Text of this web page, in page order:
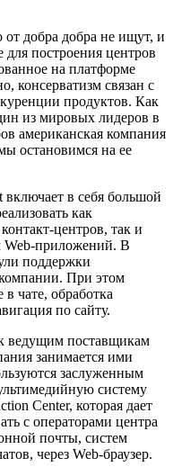
от добра добра не ищут, и
для построения центров
на платформе
консерватизм связан с
продуктов. Как
из мировых лидеров в
американская компания
остановимся на ее
в себя большой
как
центров, так и
Web-приложений. В
поддержки
При этом
чате, обработка
по сайту.
ведущим поставщикам
занимается ими
заслуженным
систему
Center, которая дает
с операторами центра
почты, систем
через Web-браузер.